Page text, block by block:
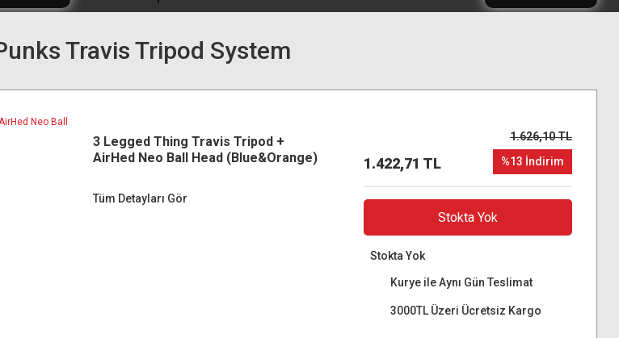
Travis Tripod System
3 Legged Thing Travis Tripod +
AirHed Neo Ball Head (Blue&Orange)
Tüm Detayları Gör
1.422,71 TL
1.626,10 TL
%13 İndirim
Stokta Yok
Stokta Yok
Kurye ile Aynı Gün Teslimat
3000TL Üzeri Ücretsiz Kargo